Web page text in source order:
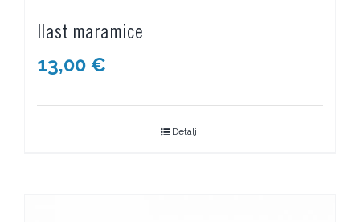
Ilast maramice
13,00 €
Detalji